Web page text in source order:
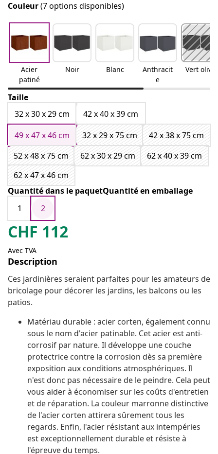
Couleur(7 options disponibles)
Acier
patiné
Noir Blanc
Anthracit
e
Vert olive
Taille
32 x 30 x 29 cm
42 x 40 x 39 cm
49 x 47 x 46 cm
32 x 29 x 75 cm
42 x 38 x 75 cm
52 x 48 x 75 cm
62 x 30 x 29 cm
62 x 40 x 39 cm
62 x 47 x 46 cm
Quantité dans le paquetQuantité en emballage
1
2
CHF 112
Avec TVA
Description
Ces jardinières seraient parfaites pour les amateurs de
bricolage pour décorer les jardins, les balcons ou les
patios.
Matériau durable : acier corten, également connu
sous le nom d'acier patinable. Cet acier est anti-
corrosif par nature. Il développe une couche
protectrice contre la corrosion dès sa première
exposition aux conditions atmosphériques. Il
n'est donc pas nécessaire de le peindre. Cela peut
vous aider à économiser sur les coûts d'entretien
et de réparation. La couleur marronne distinctive
de l'acier corten attirera sûrement tous les
regards. Enfin, l'acier résistant aux intempéries
est exceptionnellement durable et résiste à
l'épreuve du temps.